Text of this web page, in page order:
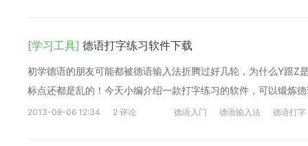
[学习工具] 德语打字练习软件下载
初学德语的朋友可能都被德语输入法折腾过好几轮，为什么Y跟Z
标点还都是乱的！今天小编介绍一款打字练习的软件，可以锻炼
2013-08-06 12:34 2 评论 德语入门 德语输入法 德语打字